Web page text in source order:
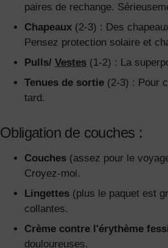
paires de rechange.
Chapeaux (2-3) : Des
Pensez protection solaire et
Pulls/ Vestes (1-2) : La
Tenues de sortie (2-3) : Pour
tard.
Obligation de couches :
Couches (assez pour le
Croyez-moi.
Lingettes (plus le paquet est
collantes.
Crème contre l'érythème
douloureuses.